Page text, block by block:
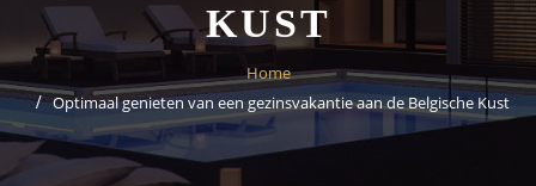
KUST
Home
Optimaal genieten van een gezinsvakantie aan de Belgische Kust